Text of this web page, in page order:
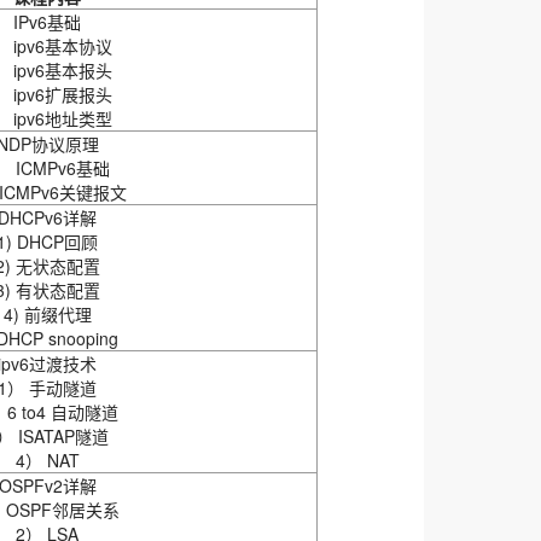
IPv6基础
ipv6基本协议
ipv6基本报头
ipv6扩展报头
ipv6地址类型
协议原理
ICMPv6基础
关键报文
详解
DHCP回顾
无状态配置
有状态配置
4) 前缀代理
snooping
过渡技术
） 手动隧道
6 to4 自动隧道
ISATAP隧道
4） NAT
详解
OSPF邻居关系
2） LSA